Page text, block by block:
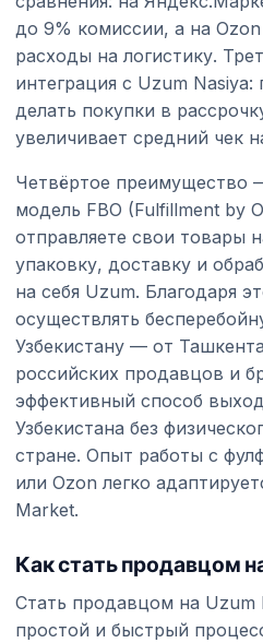
до 9% комиссии, а на
расходы на логистику.
интеграция с Uzum Nasiya:
делать покупки в
увеличивает средний чек
Четвёртое преимущество
модель FBO (Fulfillment by
отправляете свои товары
упаковку, доставку и
на себя Uzum. Благодаря
осуществлять
Узбекистану — от
российских продавцов и
эффективный способ
Узбекистана без
стране. Опыт работы с
или Ozon легко
Market.
Как стать продавцом
Стать продавцом на
простой и быстрый